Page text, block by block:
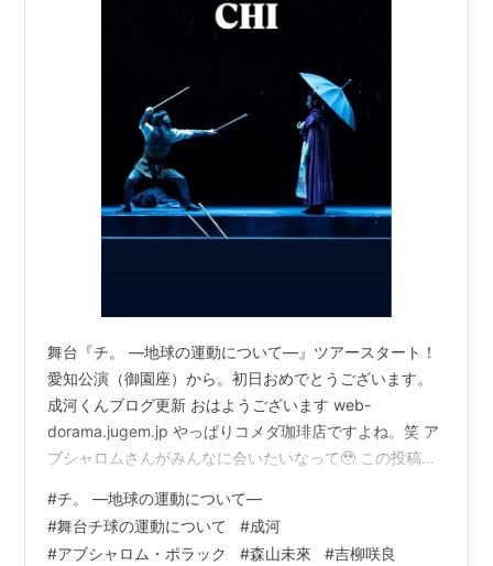
舞台『チ。 ―地球の運動について―』ツアースタート！
愛知公演（御園座）から。初日おめでとうございます。
成河くんブログ更新 おはようございます web-
dorama.jugem.jp やっぱりコメダ珈琲店ですよね。笑 ア
ブシャロムさんがみんなに会いたいなって🥹 この投稿を
ァク この投稿をInstagramで見る www.instagram.com
今日のノヴァクのおやつは小倉トーストラスク！「ノヴ
#チ。 ―地球の運動について―
#舞台チ球の運動について #成河
#アブシャロム・ポラック #森山未來 #吉柳咲良